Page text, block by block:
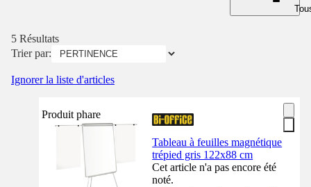
5 Résultats
Trier par:
Ignorer la liste d'articles
Produit phare
Tableau à feuilles magnétique
trépied gris 122x88 cm
Cet article n'a pas encore été
noté.